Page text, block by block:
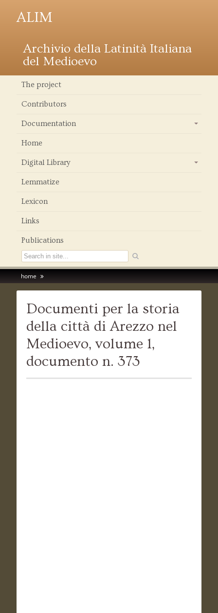
ALIM
Archivio della Latinità Italiana
del Medioevo
The project
Contributors
Documentation
Home
Digital Library
Lemmatize
Lexicon
Links
Publications
home
Documenti per la storia
della città di Arezzo nel
Medioevo, volume 1,
documento n. 373